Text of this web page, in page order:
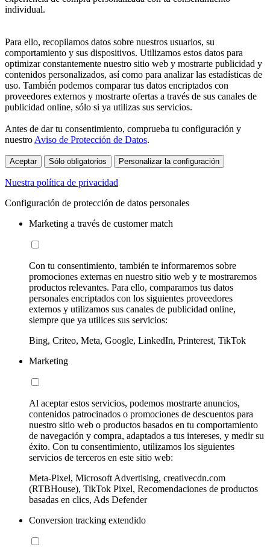
individual.
Para ello, recopilamos datos sobre nuestros usuarios, su
comportamiento y sus dispositivos. Utilizamos estos datos para
optimizar constantemente nuestro sitio web y mostrarte publicidad y
contenidos personalizados, así como para analizar las estadísticas de
uso. También podemos comparar tus datos encriptados con
proveedores externos y mostrarte ofertas a través de sus canales de
publicidad online, sólo si ya utilizas sus servicios.
Antes de dar tu consentimiento, comprueba tu configuración y
nuestro Aviso de Protección de Datos.
Aceptar Sólo obligatorios Personalizar la configuración
Nuestra política de privacidad
Configuración de protección de datos personales
Marketing a través de customer match
Con tu consentimiento, también te informaremos sobre
promociones externas en nuestro sitio web y te mostraremos
productos relevantes. Para ello, comparamos tus datos
personales encriptados con los siguientes proveedores
externos y utilizamos sus canales de publicidad online,
siempre que ya utilices sus servicios:
Bing, Criteo, Meta, Google, LinkedIn, Printerest, TikTok
Marketing
Al aceptar estos servicios, podemos mostrarte anuncios,
contenidos patrocinados o promociones de descuentos para
nuestro sitio web o productos basados en tu comportamiento
de navegación y compra, adaptados a tus intereses, y medir su
éxito. Con tu consentimiento, utilizamos los siguientes
servicios de terceros en este sitio web:
Meta-Pixel, Microsoft Advertising, creativecdn.com
(RTBHouse), TikTok Pixel, Recomendaciones de productos
basadas en clics, Ads Defender
Conversion tracking extendido